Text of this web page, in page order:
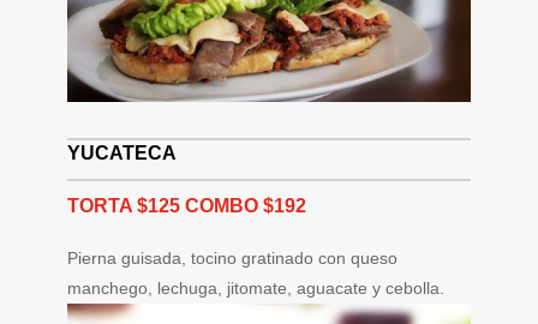
YUCATECA
TORTA $125 COMBO $192
Pierna guisada, tocino gratinado con queso
manchego, lechuga, jitomate, aguacate y cebolla.